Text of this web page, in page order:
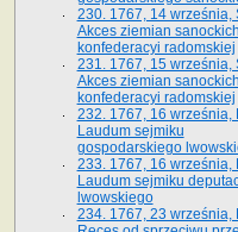
230. 1767, 14 września,
Akces ziemian
konfederacyi radomskiej
231. 1767, 15 września,
Akces ziemian
konfederacyi radomskiej
232. 1767, 16 września,
Laudum sejmiku
gospodarskiego
233. 1767, 16 września,
Laudum sejmiku
lwowskiego
234. 1767, 23 września,